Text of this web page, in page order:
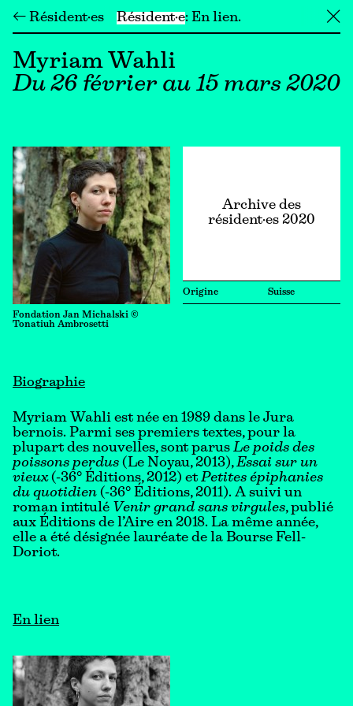
← Résident·es Résident·e En lien ╳
Myriam Wahli
Du 26 février au 15 mars 2020
Fondation Jan Michalski ©
Tonatiuh Ambrosetti
Archive des
résident·es 2020
Origine Suisse
Biographie
Myriam Wahli est née en 1989 dans le Jura
bernois. Parmi ses premiers textes, pour la
plupart des nouvelles, sont parus Le poids des
poissons perdus (Le Noyau, 2013),Essai sur un
vieux(-36° Éditions, 2012) et Petites épiphanies
du quotidien (-36° Éditions, 2011). A suivi un
roman intitulé Venir grand sans virgules, publié
aux Éditions de l’Aire en 2018. La même année,
elle a été désignée lauréate de la Bourse Fell-
Doriot.
En lien